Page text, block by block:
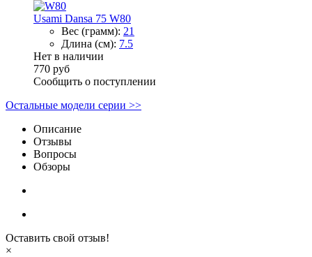
Usami Dansa 75 W80
Вес (грамм): 21
Длина (см): 7.5
Нет в наличии
770 руб
Сообщить о поступлении
Остальные модели серии >>
Описание
Отзывы
Вопросы
Обзоры
Оставить свой отзыв!
×